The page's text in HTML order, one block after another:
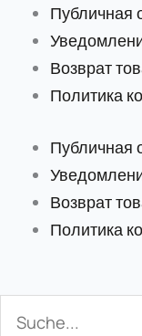
Публичная
Возврат
Политика
Публичная
Возврат
Политика